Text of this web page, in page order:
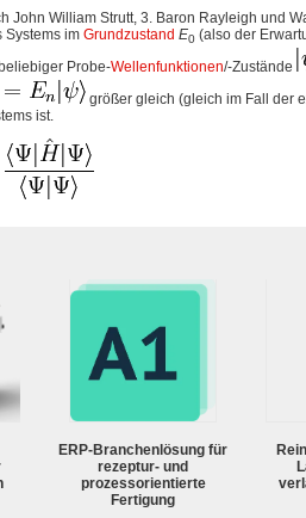
John William Strutt, 3. Baron Rayleigh und
Systems im Grundzustand E0 (also der
Probe-Wellenfunktionen/-Zustände
größer gleich (gleich im Fall der
ist.
ERP-Branchenlösung für
rezeptur- und
prozessorientierte
Fertigung